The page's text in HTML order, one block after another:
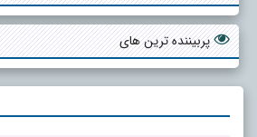
پربیننده ترین های